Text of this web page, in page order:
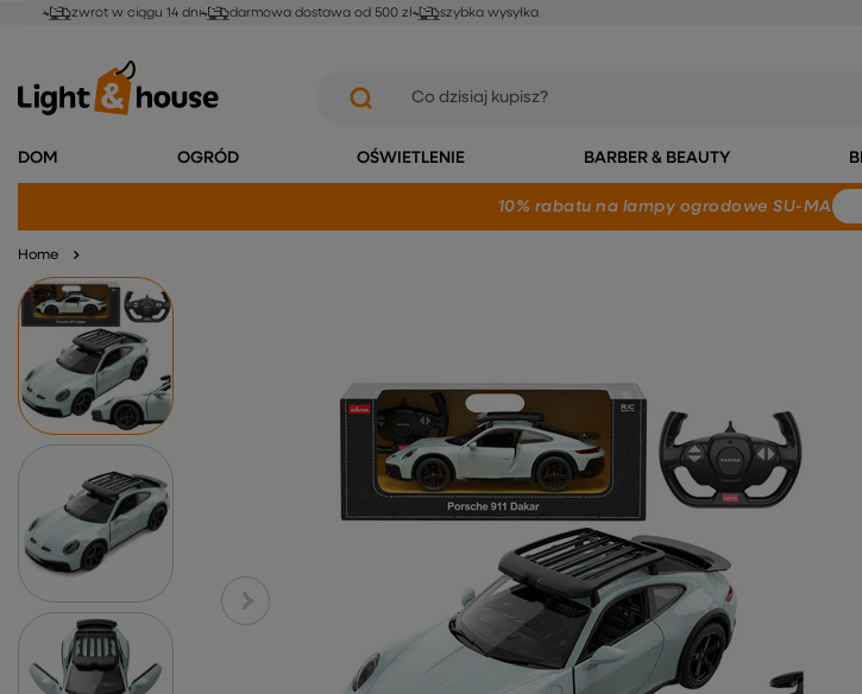
zwrot w ciągu 14 dni darmowa dostawa od 500 zł szybka wysyłka
DOM OGRÓD OŚWIETLENIE BARBER & BEAUTY
10% rabatu na lampy ogrodowe SU-MA
Home